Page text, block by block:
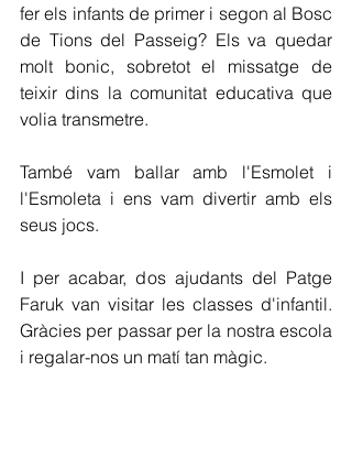
fer els infants de primer i segon al Bosc
de Tions del Passeig? Els va quedar
molt bonic, sobretot el missatge de
teixir dins la comunitat educativa que
volia transmetre.
També vam ballar amb l'Esmolet i
l'Esmoleta i ens vam divertir amb els
seus jocs.
I per acabar, dos ajudants del Patge
Faruk van visitar les classes d'infantil.
Gràcies per passar per la nostra escola
i regalar-nos un matí tan màgic.